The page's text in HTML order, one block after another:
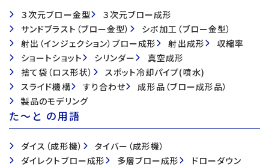
３次元ブロー金型
３次元ブロー成形
サンドブラスト（ブロー金型）
シボ加工（ブロー金型）
射出（インジェクション）ブロー成形
射出成形
収縮率
ショートショット
シリンダー
真空成形
捨て袋（ロス形状）
スポット冷却パイプ(噴水)
スライド機構
すり合わせ
成形品（ブロー成形品）
製品のモデリング
た〜と の用語
ダイス（成形機）
タイバー（成形機）
ダイレクトブロー成形
多層ブロー成形 ドローダウン